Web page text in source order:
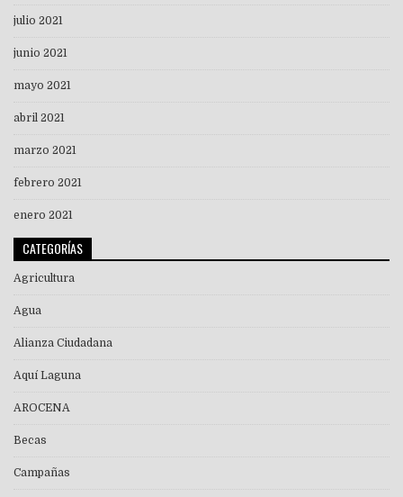
julio 2021
junio 2021
mayo 2021
abril 2021
marzo 2021
febrero 2021
enero 2021
CATEGORÍAS
Agricultura
Agua
Alianza Ciudadana
Aquí Laguna
AROCENA
Becas
Campañas